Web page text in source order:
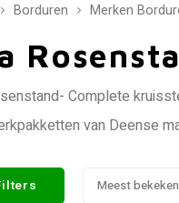
Borduren Merken
Complete
van Deense
Meest bekeken